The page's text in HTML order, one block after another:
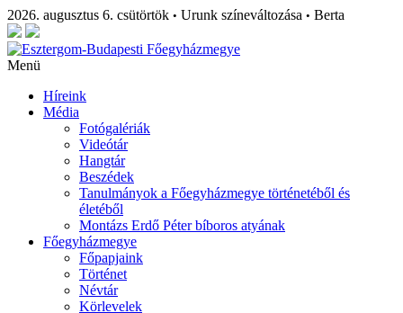
2026. augusztus 6. csütörtök • Urunk színeváltozása • Berta
Menü
Híreink
Média
Fotógalériák
Videótár
Hangtár
Beszédek
Tanulmányok a Főegyházmegye történetéből és
életéből
Montázs Erdő Péter bíboros atyának
Főegyházmegye
Főpapjaink
Történet
Névtár
Körlevelek